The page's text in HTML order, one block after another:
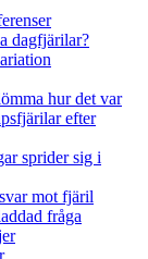
dagfjärilar?
hur det var
efter
sprider sig i
mot fjäril
fråga